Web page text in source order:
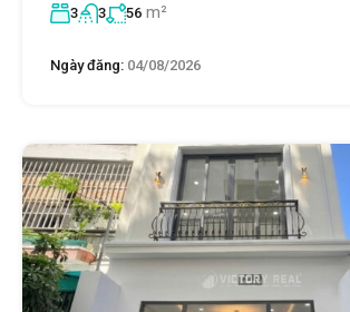
3 3 56 m²
Ngày đăng: 04/08/2026